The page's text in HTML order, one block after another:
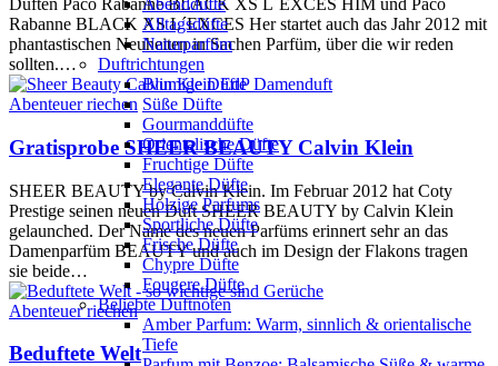
Abenddüfte
Alltagsdüfte
Naturparfüm
Duftrichtungen
Blumige Düfte
Süße Düfte
Gourmanddüfte
Orientalische Düfte
Fruchtige Düfte
Elegante Düfte
Holzige Parfums
Sportliche Düfte
Frische Düfte
Chypre Düfte
Fougere Düfte
Beliebte Duftnoten
Amber Parfum: Warm, sinnlich & orientalische
Tiefe
Düften Paco Rabanne BLACK XS L´EXCES HIM und Paco
Rabanne BLACK XS L´EXCES Her startet auch das Jahr 2012 mit
phantastischen Neuheiten in Sachen Parfüm, über die wir reden
sollten.…
Abenteuer riechen
Gratisprobe SHEER BEAUTY Calvin Klein
SHEER BEAUTY by Calvin Klein. Im Februar 2012 hat Coty
Prestige seinen neuen Duft SHEER BEAUTY by Calvin Klein
gelaunched. Der Name des neuen Parfüms erinnert sehr an das
Damenparfüm BEAUTY und auch im Design der Flakons tragen
sie beide…
Abenteuer riechen
Beduftete Welt